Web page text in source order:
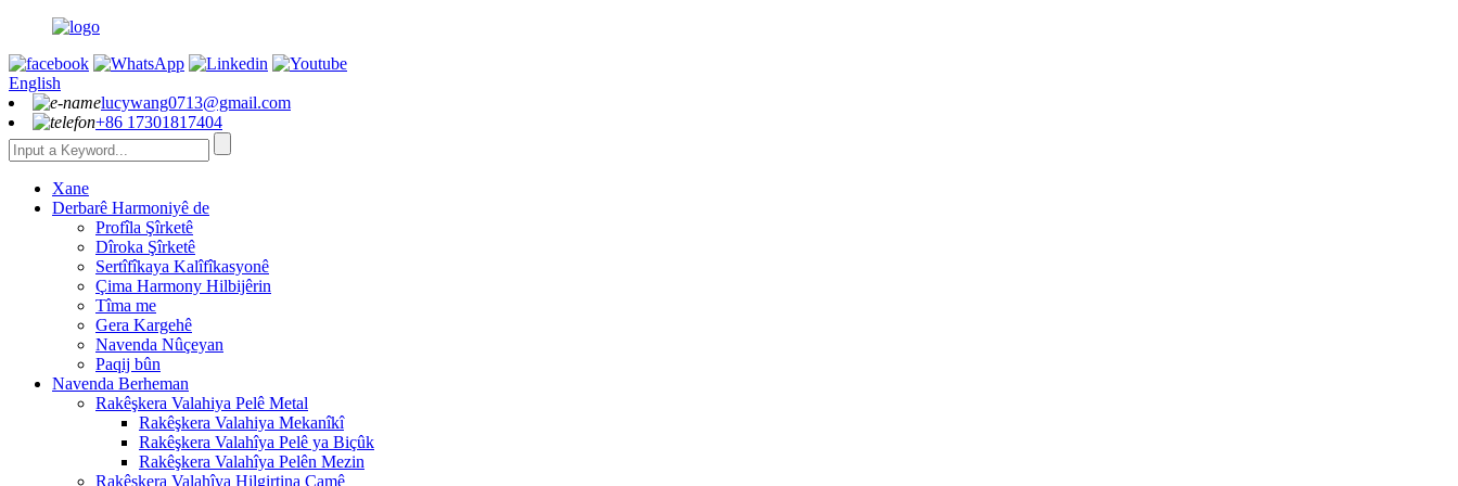
English
lucywang0713@gmail.com
+86 17301817404
Xane
Derbarê Harmoniyê de
Profîla Şîrketê
Dîroka Şîrketê
Sertîfîkaya Kalîfîkasyonê
Çima Harmony Hilbijêrin
Tîma me
Gera Kargehê
Navenda Nûçeyan
Paqij bûn
Navenda Berheman
Rakêşkera Valahiya Pelê Metal
Rakêşkera Valahiya Mekanîkî
Rakêşkera Valahîya Pelê ya Biçûk
Rakêşkera Valahîya Pelên Mezin
Rakêşkera Valahîya Hilgirtina Camê